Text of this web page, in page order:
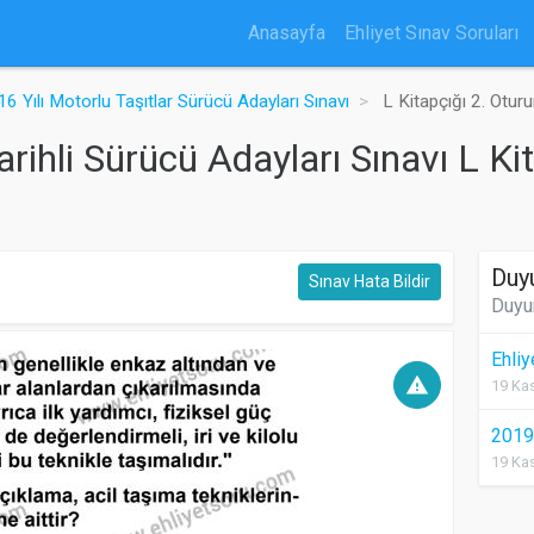
Anasayfa Ehliyet Sınav Soruları
Yılı Motorlu Taşıtlar Sürücü Adayları Sınavı L Kitapçığı 2.
Sürücü Adayları Sınavı L
Sınav Hata Bildir
warning 19
19